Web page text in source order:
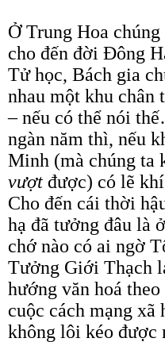
Ở Trung Hoa
cho đến đời Đông
Tử học, Bách gia
nhau một khu chân
– nếu có thể nói
ngàn năm thì, nếu
Minh (mà chúng ta
vượt được) có lẽ
Cho đến cái thời
hạ đã tưởng đâu là
chớ nào có ai ngờ
Tưởng Giới Thạch
hướng văn hoá
cuộc cách mạng
không lôi kéo được